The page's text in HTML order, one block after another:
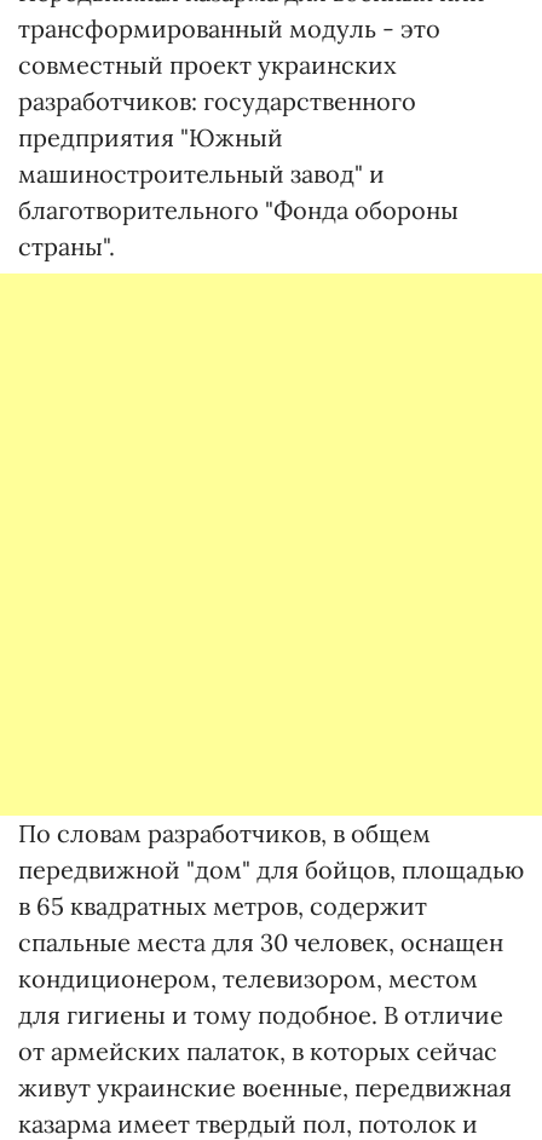
трансформированный модуль - это
совместный проект украинских
разработчиков: государственного
предприятия "Южный
машиностроительный завод" и
благотворительного "Фонда обороны
страны".
По словам разработчиков, в общем
передвижной "дом" для бойцов, площадью
в 65 квадратных метров, содержит
спальные места для 30 человек, оснащен
кондиционером, телевизором, местом
для гигиены и тому подобное. В отличие
от армейских палаток, в которых сейчас
живут украинские военные, передвижная
казарма имеет твердый пол, потолок и